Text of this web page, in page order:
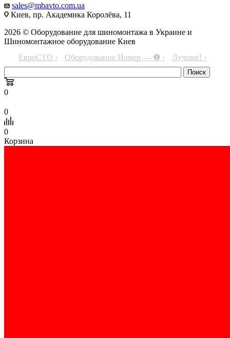
sales@mbavto.com.ua
Киев, пр. Академика Королёва, 11
2026 © Оборудование для шиномонтажа в Украине и
Шиномонтажное оборудование Киев
ЕвроСТО ›
Оборудование Номер — ❶ › Лучшее! ›
0
0
0
Корзина